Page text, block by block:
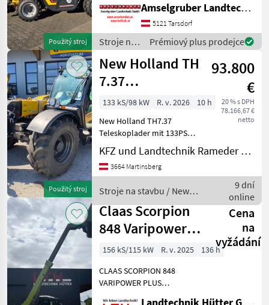
Použitý stroj
Kg Traglast -578cm
Hubhöhe
Werkzeugunterkante -Unter
200cm Bauhöhe -75 PS 4
Zylind
Amselgruber Landtechnik GmbH
5121 Tarsdorf
Stroje na
stavbu /
Dieci
Prémiový plus prodejce
Použitý stroj
New Holland TH
7.37
Teleskoplader
93.800
€
20 % s DPH
78.166,67 €
netto
133 kS/98 kW R. v. 2026
10 h
New Holland TH7.37
Teleskoplader mit 133PS
Leistung, Hubhöhe 7m bei
3700kg maximaler Hubkraft.
6x3 Gang Powershift
40km/h, Luftfedersitz mi
KFZ und Landtechnik Rameder e.U.
3664 Martinsberg
Stroje na stavbu / New
Holland
9 dní
online
Claas Scorpion
848 Varipower
Plus Generation
Cena
na
vyžádání
156 kS/115 kW R. v. 2025
136 h
CLAAS SCORPION 848
VARIPOWER PLUS